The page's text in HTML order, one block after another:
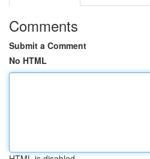
Comments
Submit a Comment
No HTML